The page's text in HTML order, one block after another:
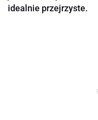
idealnie przejrzyste.